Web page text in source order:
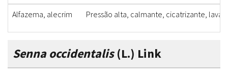
Alfazema, alecrim
Pressão alta, calmante, cicatrizante,
Senna occidentalis(L.) Link